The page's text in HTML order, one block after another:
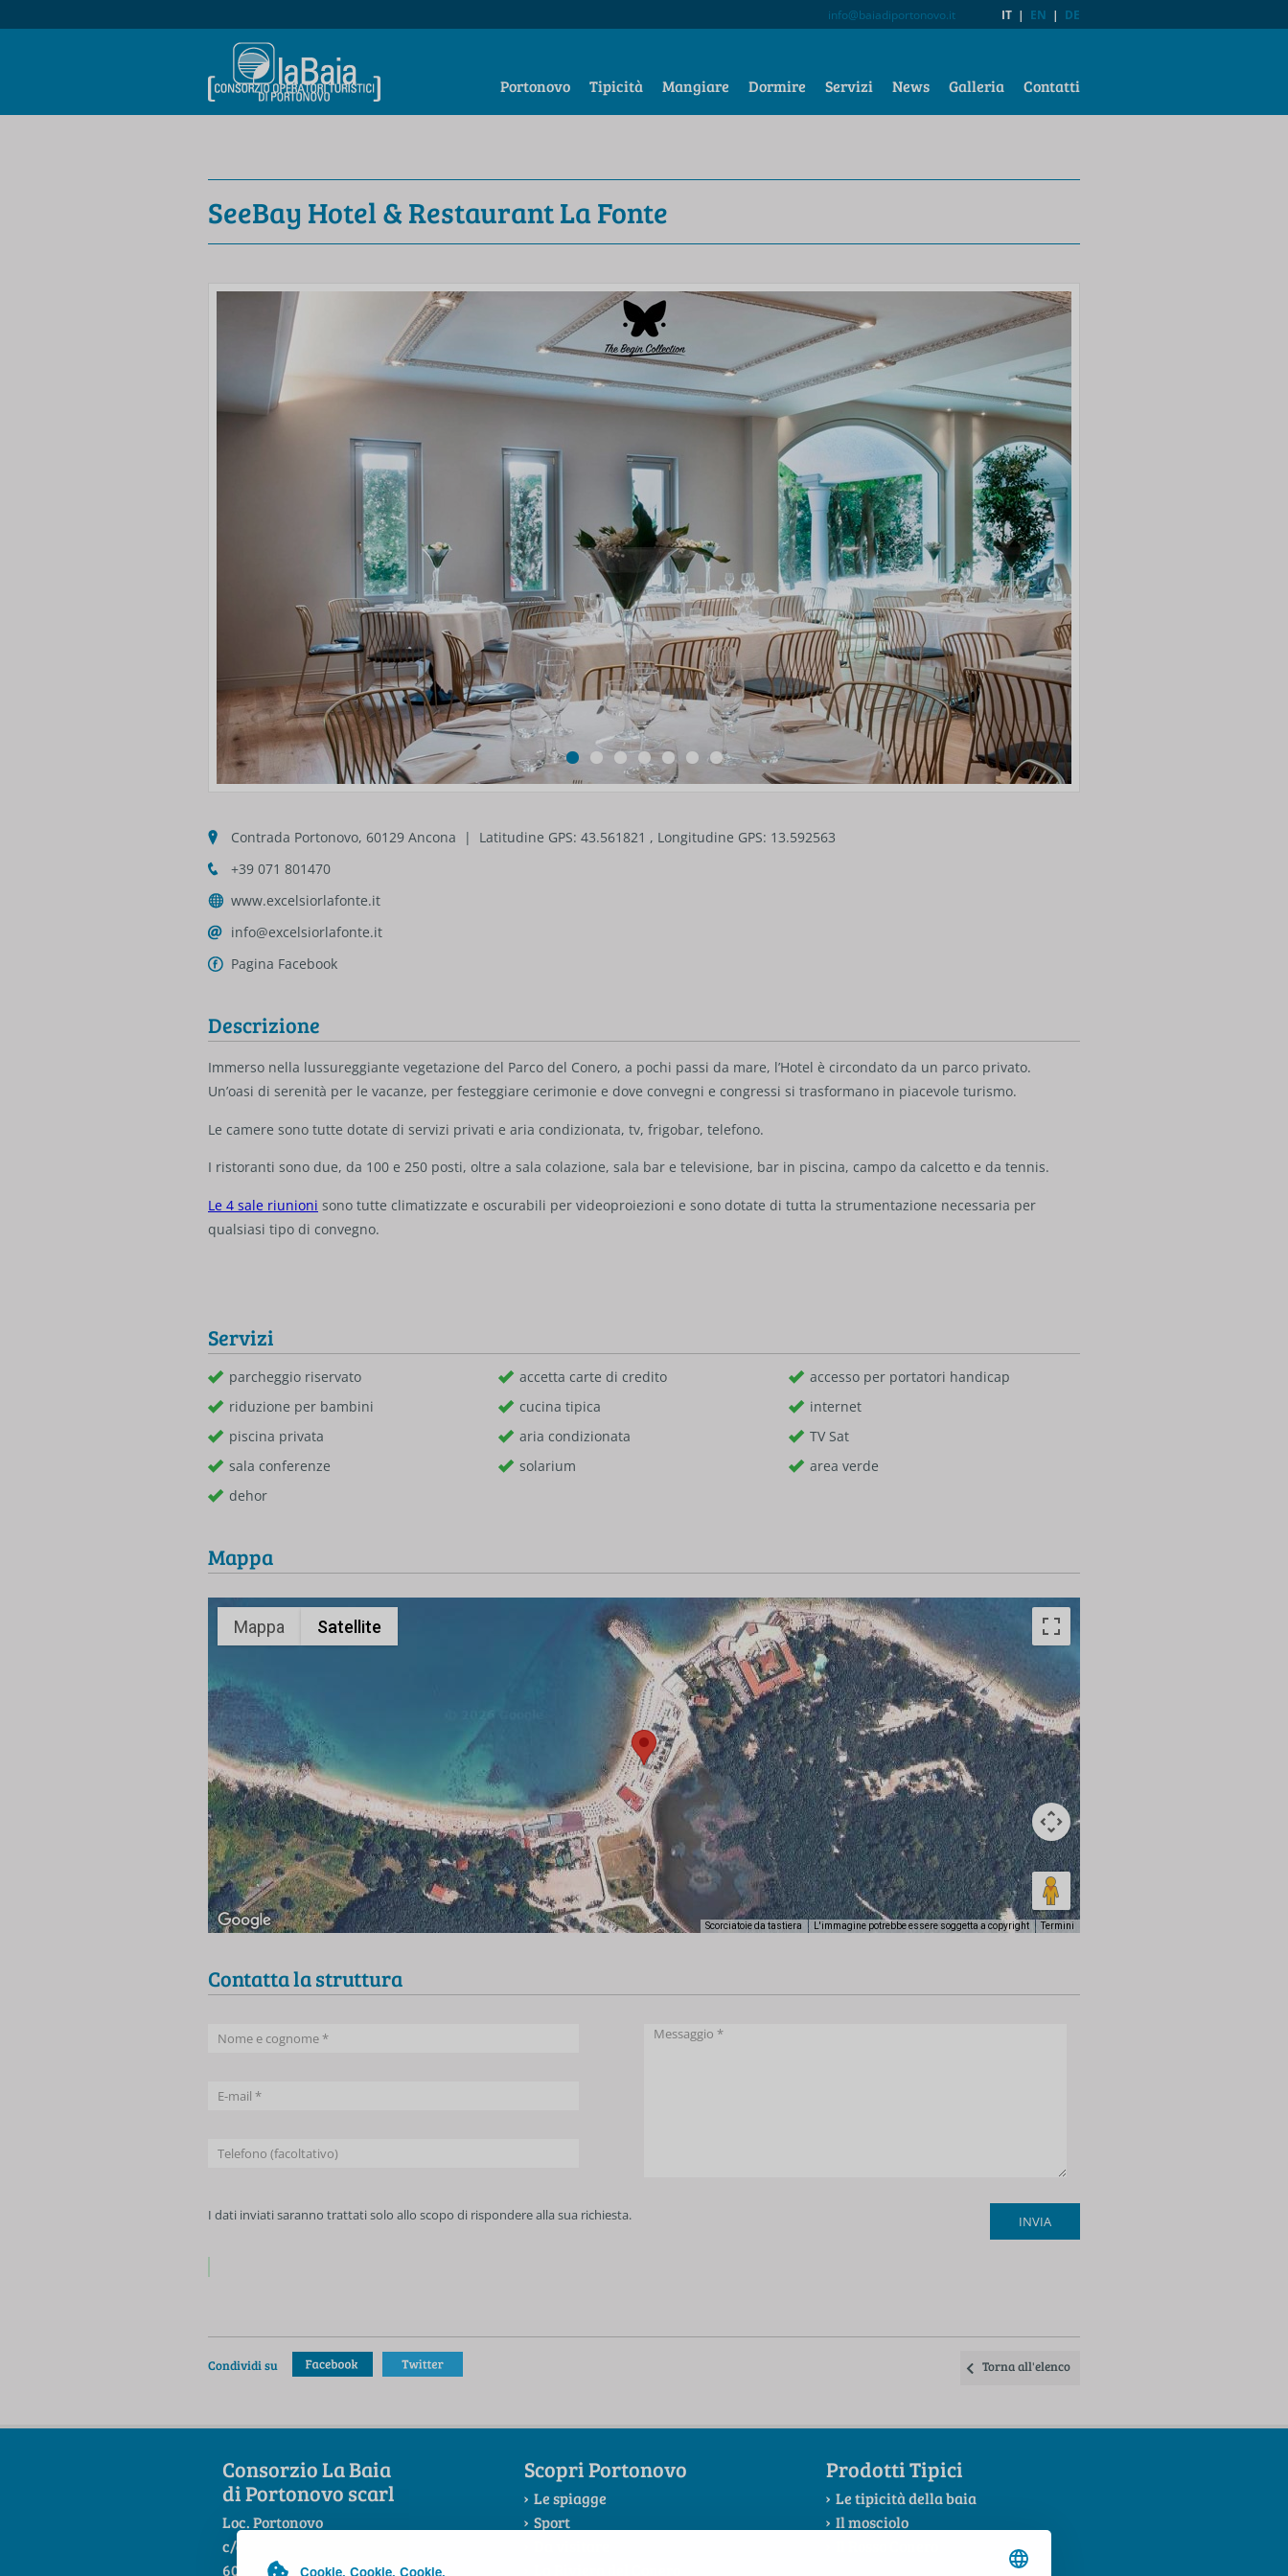
Cookie. Cookie. Cookie.
info@baiadiportonovo.it IT | EN | DE
Portonovo Tipicità Mangiare Dormire Servizi News Galleria Contatti
SeeBay Hotel & Restaurant La Fonte
Contrada Portonovo, 60129 Ancona | Latitudine GPS: 43.561821 , Longitudine GPS: 13.592563
+39 071 801470
www.excelsiorlafonte.it
info@excelsiorlafonte.it
Pagina Facebook
Descrizione
Immerso nella lussureggiante vegetazione del Parco del Conero, a pochi passi da mare, l’Hotel è circondato da un parco privato.
Un’oasi di serenità per le vacanze, per festeggiare cerimonie e dove convegni e congressi si trasformano in piacevole turismo.
Le camere sono tutte dotate di servizi privati e aria condizionata, tv, frigobar, telefono.
I ristoranti sono due, da 100 e 250 posti, oltre a sala colazione, sala bar e televisione, bar in piscina, campo da calcetto e da tennis.
Le 4 sale riunioni sono tutte climatizzate e oscurabili per videoproiezioni e sono dotate di tutta la strumentazione necessaria per
qualsiasi tipo di convegno.
Servizi
parcheggio riservato accetta carte di credito
accesso per portatori handicap
riduzione per bambini
cucina tipica
internet
piscina privata
aria condizionata
TV Sat
sala conferenze
solarium
area verde
dehor
Mappa
Mappa Satellite
Scorciatoie da tastiera L'immagine potrebbe essere soggetta a copyright Termini
Contatta la struttura
I dati inviati saranno trattati solo allo scopo di rispondere alla sua richiesta.
Condividi su Torna all'elenco
Consorzio La Baia
di Portonovo scarl
Loc. Portonovo
c/o Hotel La Fonte
60129 Ancona
Scopri Portonovo
Le spiagge
Sport
Prodotti Tipici
Le tipicità della baia
Il mosciolo